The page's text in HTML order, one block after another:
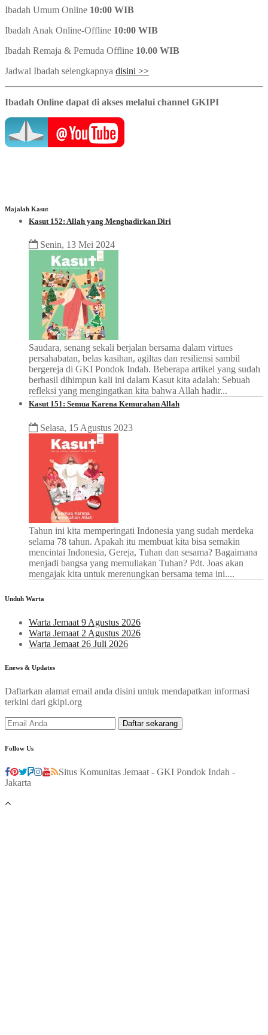
Ibadah Umum Online 10:00 WIB
Ibadah Anak Online-Offline 10:00 WIB
Ibadah Remaja & Pemuda Offline 10.00 WIB
Jadwal Ibadah selengkapnya disini >>
Ibadah Online dapat di akses melalui channel GKIPI
Majalah Kasut
Kasut 152: Allah yang Menghadirkan Diri
Senin, 13 Mei 2024
Saudara, senang sekali berjalan bersama dalam virtues
persahabatan, belas kasihan, agiltas dan resiliensi sambil
bergereja di GKI Pondok Indah. Beberapa artikel yang sudah
berhasil dihimpun kali ini dalam Kasut kita adalah: Sebuah
refleksi yang mengingatkan kita bahwa Allah hadir...
Kasut 151: Semua Karena Kemurahan Allah
Selasa, 15 Agustus 2023
Tahun ini kita memperingati Indonesia yang sudah merdeka
selama 78 tahun. Apakah itu membuat kita bisa semakin
mencintai Indonesia, Gereja, Tuhan dan sesama? Bagaimana
menjadi bangsa yang memuliakan Tuhan? Pdt. Joas akan
mengajak kita untuk merenungkan bersama tema ini....
Unduh Warta
Warta Jemaat 9 Agustus 2026
Warta Jemaat 2 Agustus 2026
Warta Jemaat 26 Juli 2026
Enews & Updates
Daftarkan alamat email anda disini untuk mendapatkan informasi
terkini dari gkipi.org
Follow Us
Situs Komunitas Jemaat - GKI Pondok Indah -
Jakarta